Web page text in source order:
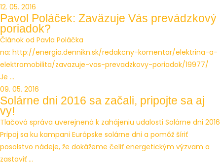
12. 05. 2016
Pavol Poláček: Zaväzuje Vás prevádzkový
poriadok?
Článok od Pavla Poláčka
na: http://energia.dennikn.sk/redakcny-komentar/elektrina-a-
elektromobilita/zavazuje-vas-prevadzkovy-poriadok/19977/
Je ...
09. 05. 2016
Solárne dni 2016 sa začali, pripojte sa aj
vy!
Tlačová správa uverejnená k zahájeniu udalosti Solárne dni 2016
Pripoj sa ku kampani Európske solárne dni a pomôž šíriť
posolstvo nádeje, že dokážeme čeliť energetickým výzvam a
zastaviť ...